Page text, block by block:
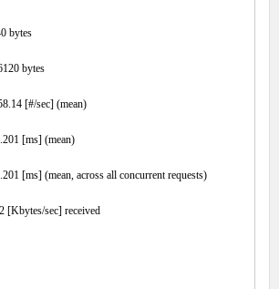
bytes
bytes
[#/sec] (mean)
[ms] (mean)
[ms] (mean, across all concurrent requests)
sec] received